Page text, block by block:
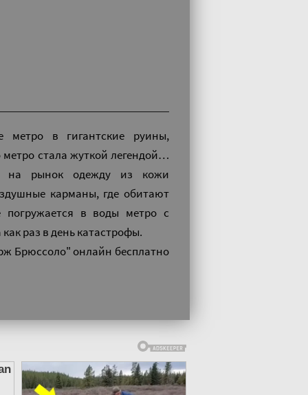
метро в гигантские руины,
стала жуткой легендой…
на рынок одежду из кожи
карманы, где обитают
в воды метро с
раз в день катастрофы.
Брюссоло" онлайн бесплатно